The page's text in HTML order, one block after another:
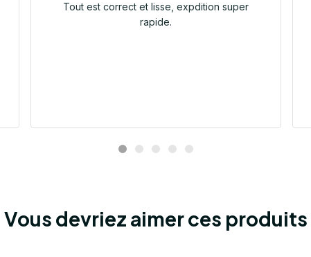
Tout est correct et lisse, expdition super
rapide.
Vous devriez aimer ces produits